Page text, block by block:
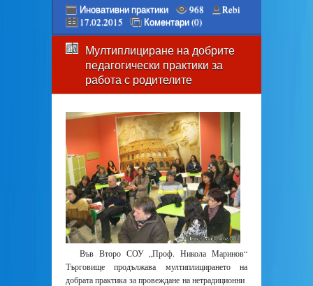
Иновативни практики 968
Rebi
17.02.2015
Коментари (0)
Мултиплициране на добрите
педагогически практики за
работа с родителите
Във Второ СОУ „Проф. Никола Маринов“
Търговище продължава мултиплицирането на
добрата практика за провеждане на нетрадиционни